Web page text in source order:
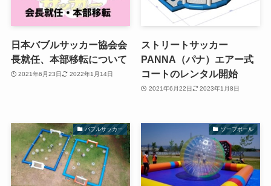
日本バブルサッカー協会会
長就任、本部移転について
2021年6月23日 2022年1月14日
ストリートサッカー
PANNA（パナ）エアー式
コートのレンタル開始
2021年6月22日 2023年1月8日
バブルサッカー ゾーブボール